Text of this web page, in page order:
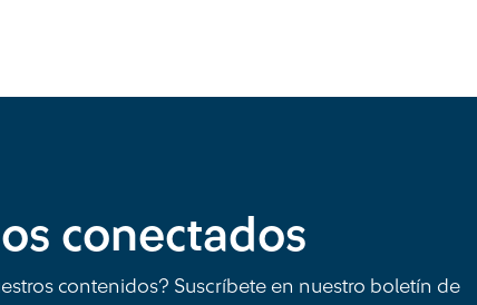
conectados
contenidos? Suscríbete en nuestro boletín de